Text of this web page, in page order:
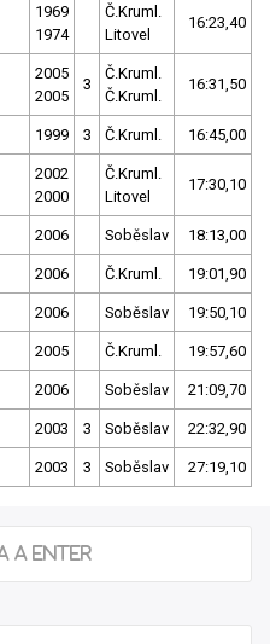
1969
1974
Č.Kruml.
Litovel
16:23,40
2005
2005
3
Č.Kruml.
Č.Kruml.
16:31,50
1999 3 Č.Kruml. 16:45,00
2002
2000
Č.Kruml.
Litovel
17:30,10
2006 Soběslav 18:13,00
2006 Č.Kruml. 19:01,90
2006 Soběslav 19:50,10
2005 Č.Kruml. 19:57,60
2006 Soběslav 21:09,70
2003 3 Soběslav 22:32,90
2003 3 Soběslav 27:19,10